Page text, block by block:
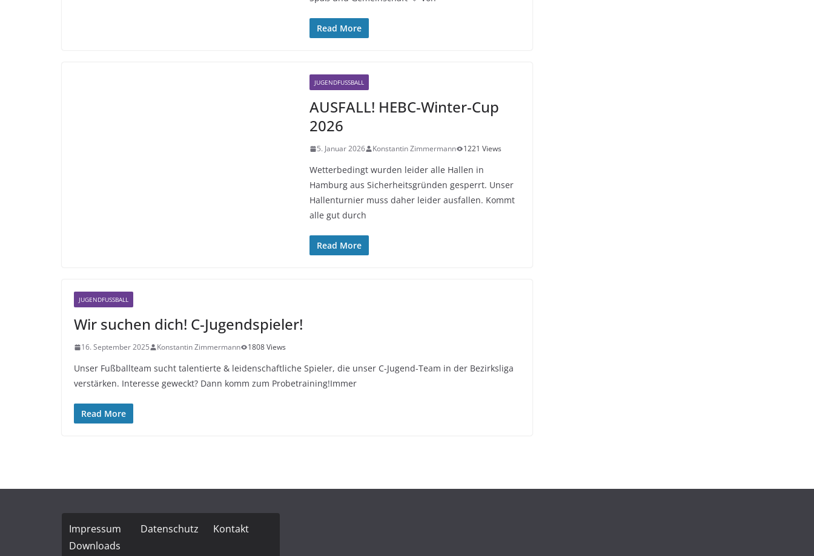
Read More
JUGENDFUSSBALL
AUSFALL! HEBC-Winter-Cup
2026
5. Januar 2026 Konstantin Zimmermann 1221 Views
Wetterbedingt wurden leider alle Hallen in
Hamburg aus Sicherheitsgründen gesperrt. Unser
Hallenturnier muss daher leider ausfallen. Kommt
alle gut durch
Read More
JUGENDFUSSBALL
Wir suchen dich! C-Jugendspieler!
16. September 2025 Konstantin Zimmermann 1808 Views
Unser Fußballteam sucht talentierte & leidenschaftliche Spieler, die unser C-Jugend-Team in der Bezirksliga
verstärken. Interesse geweckt? Dann komm zum Probetraining!Immer
Read More
Impressum Datenschutz
Kontakt
Downloads